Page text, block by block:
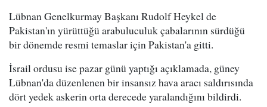
Lübnan Genelkurmay Başkanı Rudolf Heykel de
Pakistan'ın yürüttüğü arabuluculuk çabalarının sürdüğü
bir dönemde resmi temaslar için Pakistan'a gitti.
İsrail ordusu ise pazar günü yaptığı açıklamada, güney
Lübnan'da düzenlenen bir insansız hava aracı saldırısında
dört yedek askerin orta derecede yaralandığını bildirdi.